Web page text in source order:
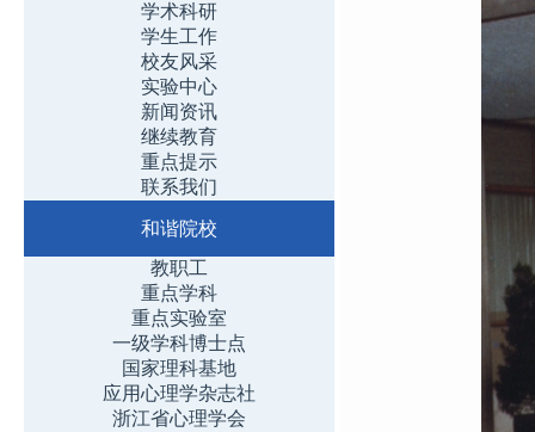
学术科研
学生工作
校友风采
实验中心
新闻资讯
继续教育
重点提示
联系我们
和谐院校
教职工
重点学科
重点实验室
一级学科博士点
国家理科基地
应用心理学杂志社
浙江省心理学会